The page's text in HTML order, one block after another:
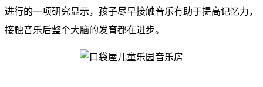
进行的一项研究显示，孩子尽早接触音乐有助于提高记忆力，
接触音乐后整个大脑的发育都在进步。